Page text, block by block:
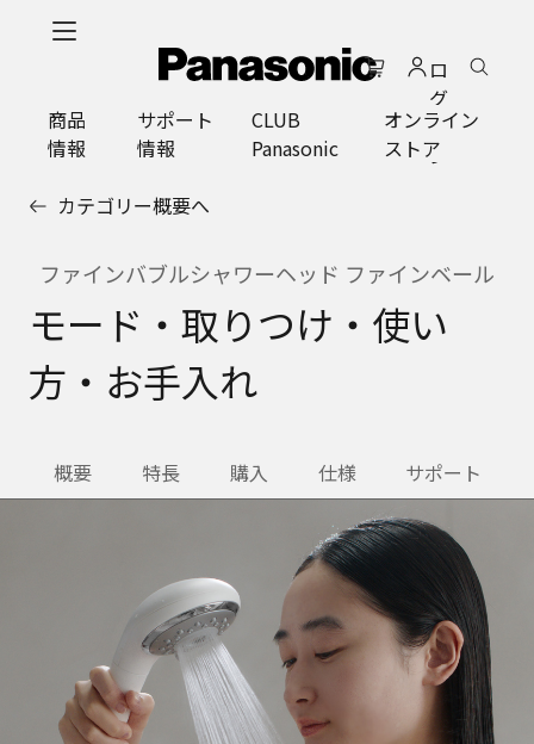
ロ
グ
イ
ン
商品
情報
サポート
情報
CLUB
Panasonic
オンライン
ストア
カテゴリー概要へ
ファインバブルシャワーヘッド ファインベール
モード・取りつけ・使い
方・お手入れ
概要 特長 購入 仕様 サポート